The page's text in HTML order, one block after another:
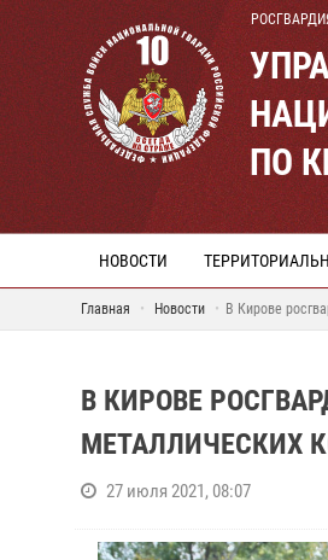
ПО
НОВОСТИ
Главная Новости В Кирове
В КИРОВЕ
МЕТАЛЛИЧЕСКИХ
27 июля 2021, 08:07